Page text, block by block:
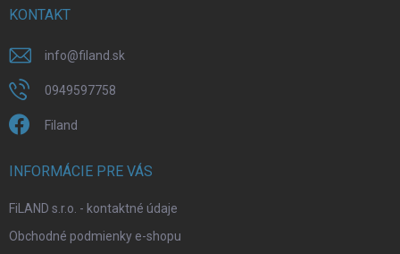
KONTAKT
info@filand.sk
0949597758
Filand
INFORMÁCIE PRE VÁS
FiLAND s.r.o. - kontaktné údaje
Obchodné podmienky e-shopu